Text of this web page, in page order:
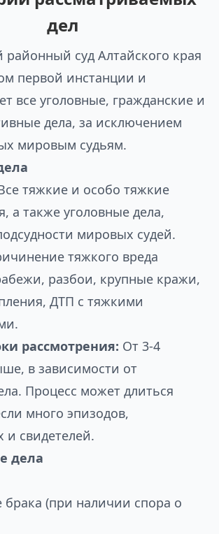
дел
районный суд Алтайского края
первой инстанции и
все уголовные, гражданские и
дела, за исключением
мировым судьям.
тяжкие и особо тяжкие
а также уголовные дела,
мировых судей.
тяжкого вреда
разбои, крупные кражи,
ДТП с тяжкими
рассмотрения: От 3-4
в зависимости от
Процесс может длиться
много эпизодов,
и свидетелей.
дела
брака (при наличии спора о